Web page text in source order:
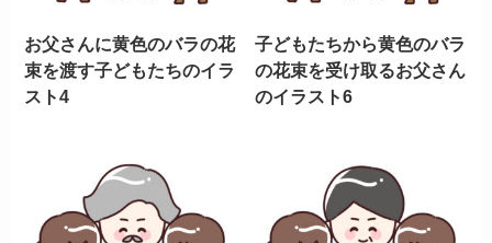
お父さんに黄色のバラの花
束を渡す子どもたちのイラ
スト4
子どもたちから黄色のバラ
の花束を受け取るお父さん
のイラスト6